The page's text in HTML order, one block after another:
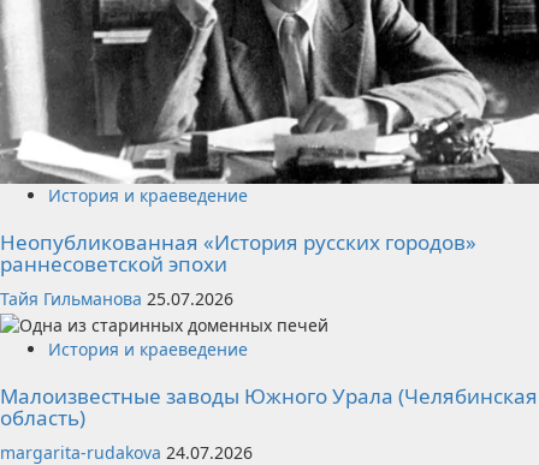
История и краеведение
Неопубликованная «История русских городов»
раннесоветской эпохи
Тайя Гильманова 25.07.2026
История и краеведение
Малоизвестные заводы Южного Урала (Челябинская
область)
margarita-rudakova 24.07.2026